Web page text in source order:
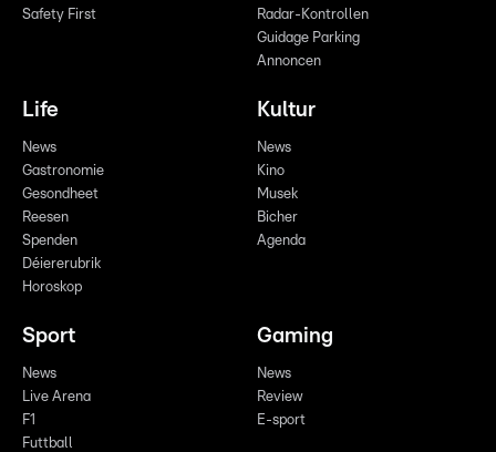
Safety First
Radar-Kontrollen
Guidage Parking
Annoncen
Life
News
Gastronomie
Gesondheet
Reesen
Spenden
Déiererubrik
Horoskop
Kultur
News
Kino
Musek
Bicher
Agenda
Sport
News
Live Arena
F1
Futtball
Gaming
News
Review
E-sport